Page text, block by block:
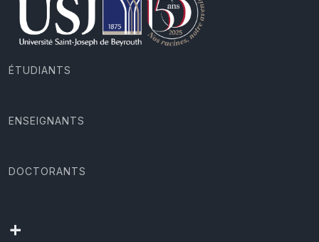
ÉTUDIANTS
ENSEIGNANTS
DOCTORANTS
+